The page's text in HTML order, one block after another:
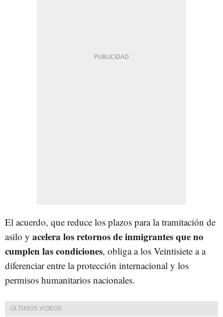
El acuerdo, que reduce los plazos para la tramitación de
asilo y acelera los retornos de inmigrantes que no
cumplen las condiciones, obliga a los Veintisiete a a
diferenciar entre la protección internacional y los
permisos humanitarios nacionales.